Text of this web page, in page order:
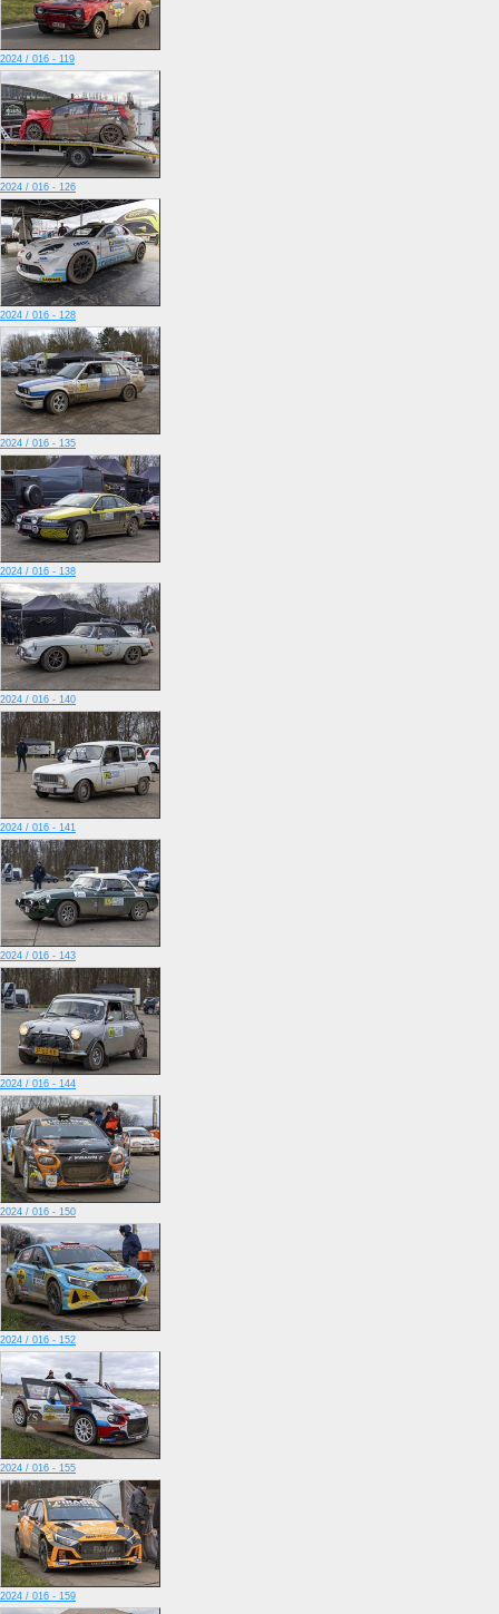
2024 / 016 - 119
2024 / 016 - 126
2024 / 016 - 128
2024 / 016 - 135
2024 / 016 - 138
2024 / 016 - 140
2024 / 016 - 141
2024 / 016 - 143
2024 / 016 - 144
2024 / 016 - 150
2024 / 016 - 152
2024 / 016 - 155
2024 / 016 - 159